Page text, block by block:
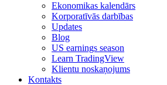
Ekonomikas kalendārs
Korporatīvās darbības
Updates
Blog
US earnings season
Learn TradingView
Klientu noskaņojums
Kontakts